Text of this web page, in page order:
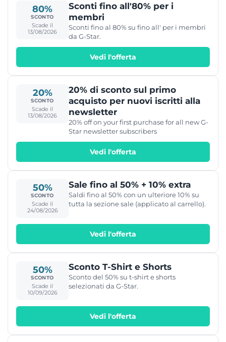
80%
SCONTO
Scade il
13/08/2026
Sconti fino all'80% per i
membri
Sconti fino al 80% su fino all' per i membri
da G-Star.
Vedi l'offerta
20%
SCONTO
Scade il
13/08/2026
20% di sconto sul primo
acquisto per nuovi iscritti alla
newsletter
20% off on your first purchase for all new G-
Star newsletter subscribers
Vedi l'offerta
50%
SCONTO
Scade il
24/08/2026
Sale fino al 50% + 10% extra
Saldi fino al 50% con un ulteriore 10% su
tutta la sezione sale (applicato al carrello).
Vedi l'offerta
50%
SCONTO
Scade il
10/09/2026
Sconto T-Shirt e Shorts
Sconto del 50% su t-shirt e shorts
selezionati da G-Star.
Vedi l'offerta